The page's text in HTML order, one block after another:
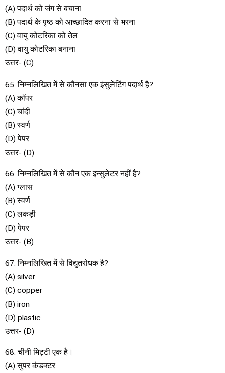
(A) पदार्थ को जंग से बचाना
(B) पदार्थ के पृष्ठ को आच्छादित करना से भरना
(C) वायु कोटरिका को तेल
(D) वायु कोटरिका बनाना
उत्तर- (C)
65. निम्नलिखित में से कौनसा एक इंसुलेटिंग पदार्थ है?
(A) कॉपर
(C) चांदी
(B) स्वर्ण
(D) पेपर
उत्तर- (D)
66. निम्नलिखित में से कौन एक इन्सुलेटर नहीं है?
(A) ग्लास
(B) स्वर्ण
(C) लकड़ी
(D) पेपर
उत्तर- (B)
67. निम्नलिखित में से विद्युतरोधक है?
(A) silver
(C) copper
(B) iron
(D) plastic
उत्तर- (D)
68. चीनी मिट्टी एक है।
(A) सुपर कंडक्टर